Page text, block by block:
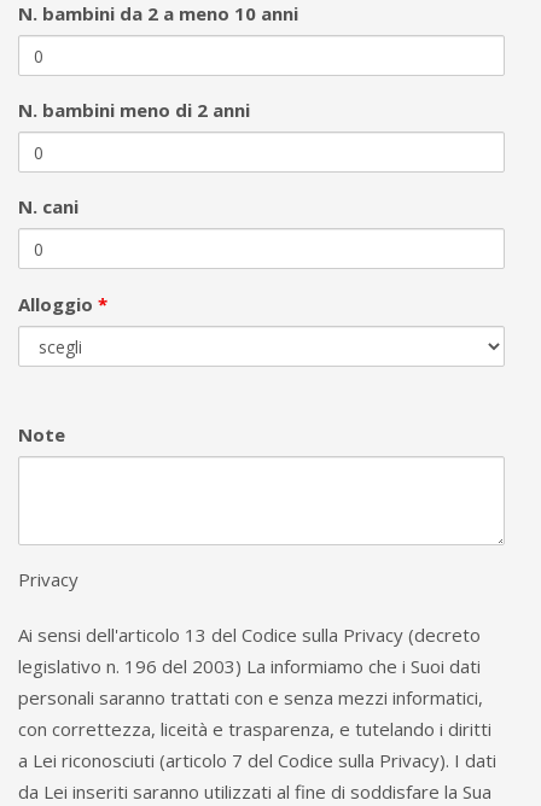
N. bambini da 2 a meno 10 anni
N. bambini meno di 2 anni
N. cani
Alloggio *
Note
Privacy
Ai sensi dell'articolo 13 del Codice sulla Privacy (decreto
legislativo n. 196 del 2003) La informiamo che i Suoi dati
personali saranno trattati con e senza mezzi informatici,
con correttezza, liceità e trasparenza, e tutelando i diritti
a Lei riconosciuti (articolo 7 del Codice sulla Privacy). I dati
da Lei inseriti saranno utilizzati al fine di soddisfare la Sua